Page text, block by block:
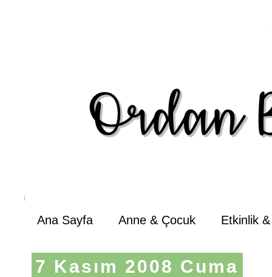
Ana Sayfa Anne & Çocuk Etkinlik
7 Kasım 2008 Cuma